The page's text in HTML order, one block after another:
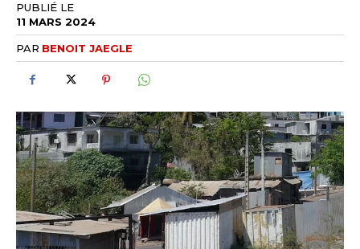
PUBLIÉ LE
11 MARS 2024
PAR BENOIT JAEGLE